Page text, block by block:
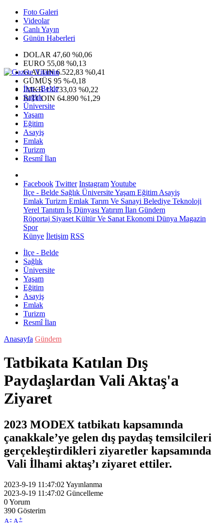
Foto Galeri
Videolar
Canlı Yayın
Günün Haberleri
DOLAR 47,60 %0,06
EURO 55,08 %0,13
G.ALTIN6.522,83 %0,41
GÜMÜŞ 95 %-0,18
IMKB13.733,03 %0,22
BITCOIN 64.890 %1,29
İlçe - Belde
Sağlık
Üniversite
Yaşam
Eğitim
Asayiş
Emlak
Turizm
Resmî İlan
Facebook Twitter InstagramYoutube
İlçe - Belde Sağlık ÜniversiteYaşam Eğitim Asayiş
Emlak Turizm Emlak Tarım Ve Sanayi Belediye Teknoloji
Yerel Tanıtım İş Dünyası Yatırım İlan Gündem
Röportaj Siyaset Kültür Ve Sanat Ekonomi Dünya Magazin
Spor
Künye İletişim RSS
İlçe - Belde
Sağlık
Üniversite
Yaşam
Eğitim
Asayiş
Emlak
Turizm
Resmî İlan
Anasayfa Gündem
Tatbikata Katılan Dış
Paydaşlardan Vali Aktaş'a
Ziyaret
2023 MODEX tatbikatı kapsamında
çanakkale’ye gelen dış paydaş temsilcileri
gerçekleştirdikleri ziyaretler kapsamında
Vali İlhami aktaş’ı ziyaret ettiler.
2023-9-19 11:47:02 Yayınlanma
2023-9-19 11:47:02 Güncelleme
0Yorum
390 Gösterim
- +